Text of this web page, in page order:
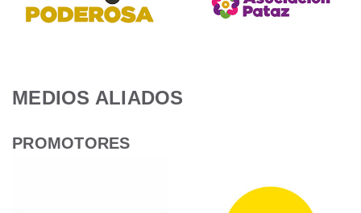
MEDIOS ALIADOS
PROMOTORES